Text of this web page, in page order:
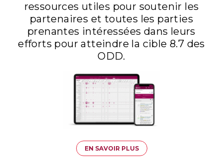
ressources utiles pour soutenir les
partenaires et toutes les parties
prenantes intéressées dans leurs
efforts pour atteindre la cible 8.7 des
ODD.
EN SAVOIR PLUS